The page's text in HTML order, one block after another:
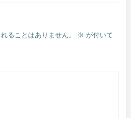
ることはありません。 ※ が付いて